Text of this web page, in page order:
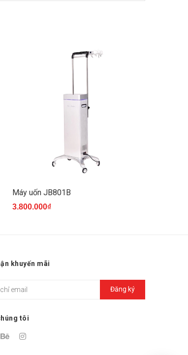
Máy uốn JB801B
3.800.000₫
khuyến mãi
Đăng ký
tôi